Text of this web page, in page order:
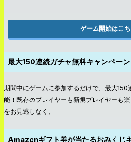
ゲーム開始はこ
最大150連続ガチャ無料キャンペーン
期間中にゲームに参加するだけで、最大150
能！既存のプレイヤーも新規プレイヤーも
をお見逃しなく。
Amazonギフト券が当たるおみくじ